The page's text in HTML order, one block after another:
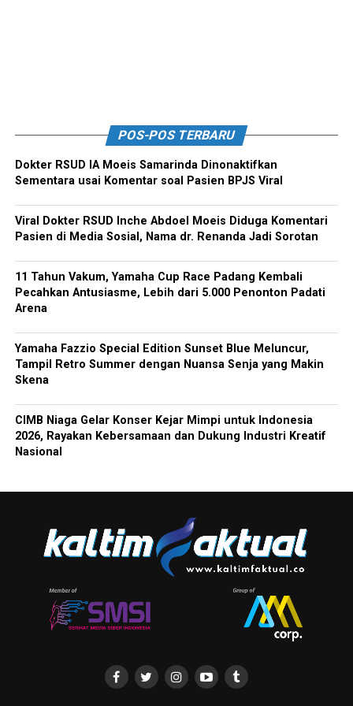
POS-POS TERBARU
Dokter RSUD IA Moeis Samarinda Dinonaktifkan
Sementara usai Komentar soal Pasien BPJS Viral
Viral Dokter RSUD Inche Abdoel Moeis Diduga Komentari
Pasien di Media Sosial, Nama dr. Renanda Jadi Sorotan
11 Tahun Vakum, Yamaha Cup Race Padang Kembali
Pecahkan Antusiasme, Lebih dari 5.000 Penonton Padati
Arena
Yamaha Fazzio Special Edition Sunset Blue Meluncur,
Tampil Retro Summer dengan Nuansa Senja yang Makin
Skena
CIMB Niaga Gelar Konser Kejar Mimpi untuk Indonesia
2026, Rayakan Kebersamaan dan Dukung Industri Kreatif
Nasional